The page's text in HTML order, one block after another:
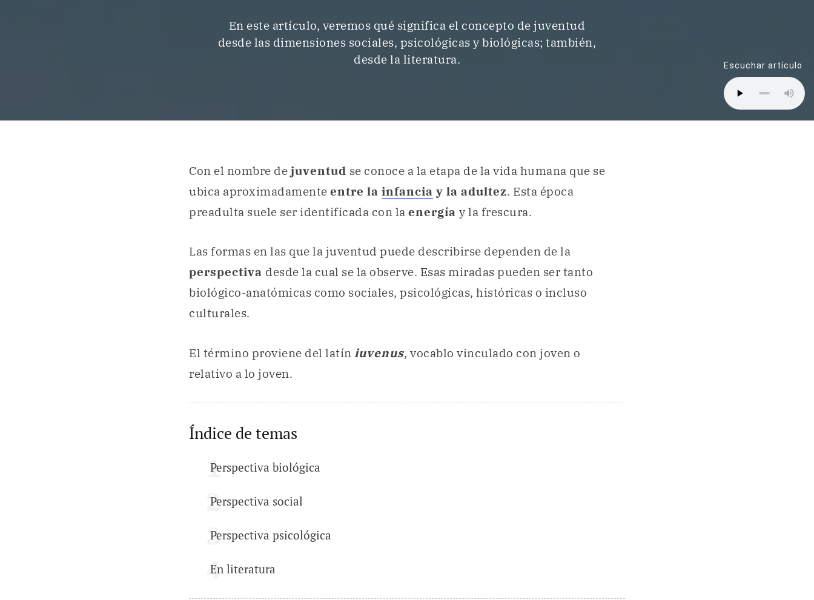
En este artículo, veremos qué significa el concepto de juventud
desde las dimensiones sociales, psicológicas y biológicas; también,
desde la literatura.
Escuchar artículo
Con el nombre de juventud se conoce a la etapa de la vida humana que se
ubica aproximadamente entre la infancia y la adultez. Esta época
preadulta suele ser identificada con la energía y la frescura.
Las formas en las que la juventud puede describirse dependen de la
perspectiva desde la cual se la observe. Esas miradas pueden ser tanto
biológico-anatómicas como sociales, psicológicas, históricas o incluso
culturales.
El término proviene del latín iuvenus, vocablo vinculado con joven o
relativo a lo joven.
Índice de temas
Perspectiva biológica
Perspectiva social
Perspectiva psicológica
En literatura